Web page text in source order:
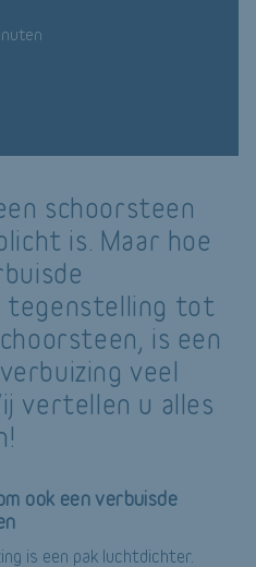
schoorsteen
is. Maar hoe
tegenstelling tot
is een
veel
vertellen u alles
ook een verbuisde
is een pak luchtdichter.